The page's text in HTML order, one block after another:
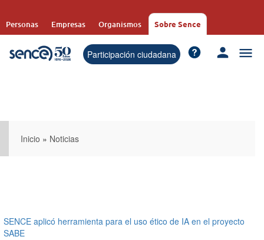
contenido
Personas Empresas Organismos Sobre Sence
Participación ciudadana
Inicio » Noticias
SENCE aplicó herramienta para el uso ético de IA en el proyecto
SABE